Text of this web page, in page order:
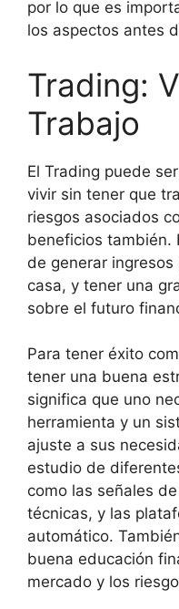
por lo que es
los aspectos antes
Trading:
Trabajo
El Trading puede
vivir sin tener que
riesgos asociados
beneficios también.
de generar
casa, y tener una
sobre el futuro
Para tener éxito
tener una buena
significa que uno
herramienta y un
ajuste a sus
estudio de
como las señales
técnicas, y las
automático.
buena educación
mercado y los